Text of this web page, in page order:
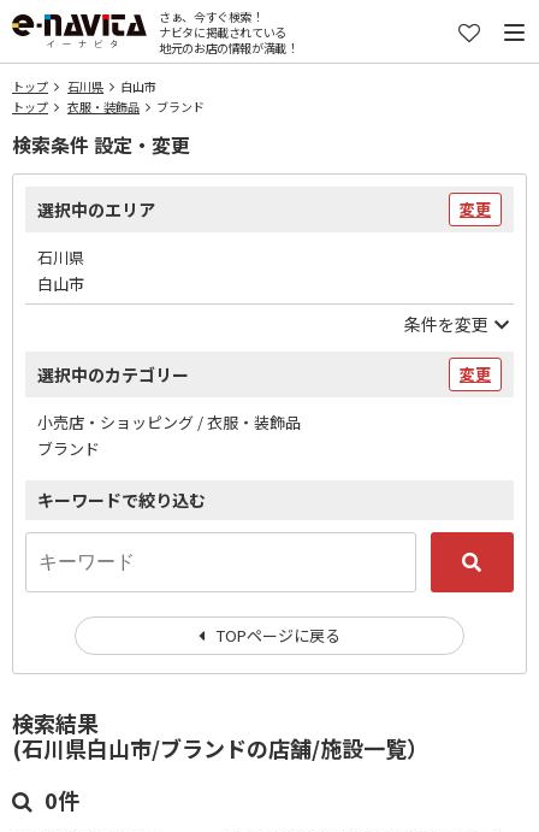
さぁ、今すぐ検索！
ナビタに掲載されている
地元のお店の情報が満載！
トップ 石川県
白山市
トップ
衣服・装飾品 ブランド
検索結果
(石川県白山市/ブランドの店舗/施設一覧）
0件
検索条件 設定・変更
選択中のエリア 変更
石川県
白山市
条件を変更
選択中のカテゴリー 変更
小売店・ショッピング / 衣服・装飾品
ブランド
キーワードで絞り込む
TOPページに戻る